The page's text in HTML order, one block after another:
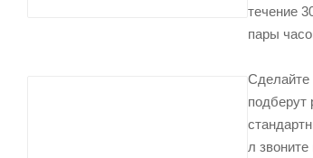
течение
пары
Сделайте
подберут
л